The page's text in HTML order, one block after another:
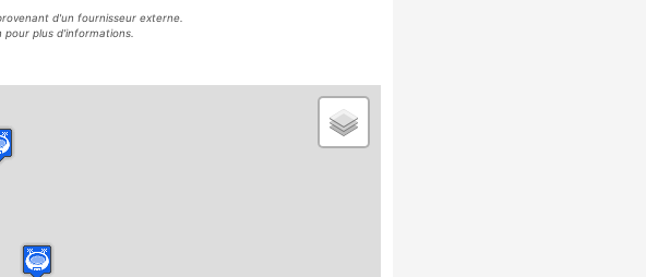
d'un fournisseur externe.
pour plus d'informations.